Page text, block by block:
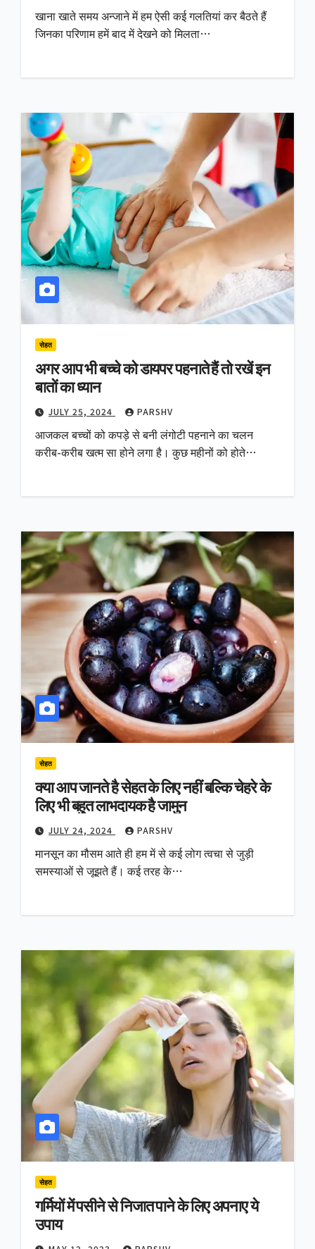
खाना खाते समय अन्जाने में हम ऐसी कई गलतियां कर बैठते हैं
जिनका परिणाम हमें बाद में देखने को मिलता…
सेहत
अगर आप भी बच्चे को डायपर पहनाते हैं तो रखें इन
बातों का ध्यान
JULY 25, 2024 PARSHV
आजकल बच्चों को कपड़े से बनी लंगोटी पहनाने का चलन
करीब-करीब खत्म सा होने लगा है। कुछ महीनों को होते…
सेहत
क्या आप जानते है सेहत के लिए नहीं बल्कि चेहरे के
लिए भी बहुत लाभदायक है जामुन
JULY 24, 2024 PARSHV
मानसून का मौसम आते ही हम में से कई लोग त्वचा से जुड़ी
समस्याओं से जूझते हैं। कई तरह के…
सेहत
गर्मियों में पसीने से निजात पाने के लिए अपनाए ये
उपाय